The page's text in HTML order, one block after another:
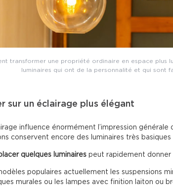
transformer une propriété ordinaire en espace plus
luminaires qui ont de la personnalité et qui sont
sur un éclairage plus élégant
influence énormément l’impression
conservent encore des luminaires très basiques
quelques luminaires peut rapidement donner
populaires actuellement les suspensions
murales ou les lampes avec finition laiton ou